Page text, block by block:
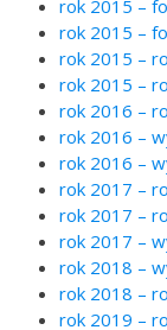
rok 2015 –
rok 2015 –
rok 2015 –
rok 2015 –
rok 2016 –
rok 2016 –
rok 2016 –
rok 2017 –
rok 2017 –
rok 2017 –
rok 2018 –
rok 2018 –
rok 2019 –